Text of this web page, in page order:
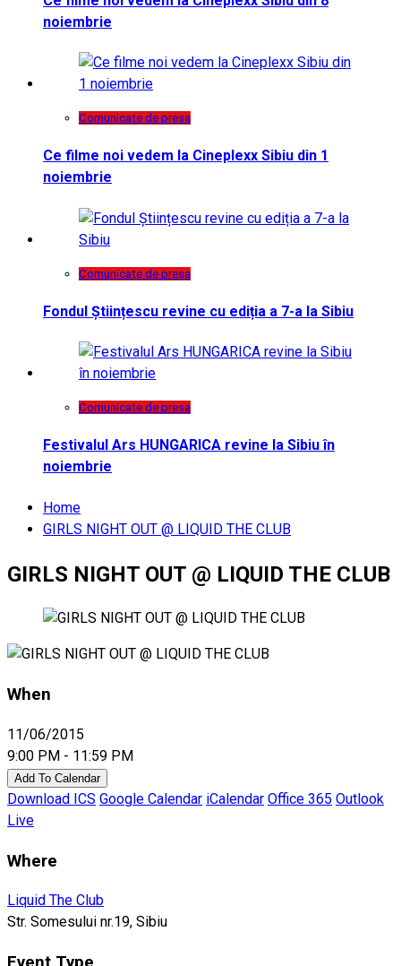
noiembrie
Comunicate de presa
Ce filme noi vedem la Cineplexx Sibiu din 1
noiembrie
Comunicate de presa
Fondul Științescu revine cu ediția a 7-a la Sibiu
Comunicate de presa
Festivalul Ars HUNGARICA revine la Sibiu în
noiembrie
Home
GIRLS NIGHT OUT @ LIQUID THE CLUB
GIRLS NIGHT OUT @ LIQUID THE CLUB
When
11/06/2015
9:00 PM - 11:59 PM
Add To Calendar
Download ICS Google Calendar iCalendar Office 365 Outlook
Live
Where
Liquid The Club
Str. Somesului nr.19, Sibiu